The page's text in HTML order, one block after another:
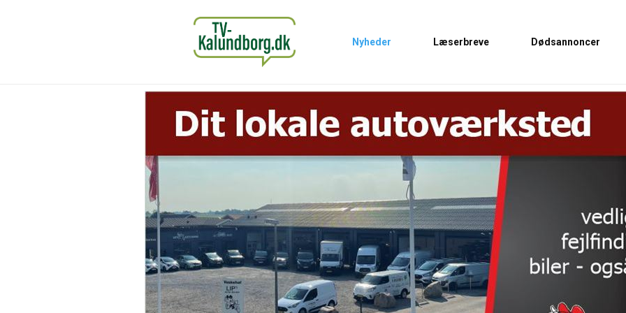
Nyheder Læserbreve Dødsannoncer